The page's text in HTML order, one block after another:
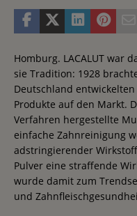
Homburg. LACALUT war
sie Tradition: 1928
Deutschland
Produkte auf den Markt.
Verfahren hergestellte
einfache Zahnreinigung
adstringierender
Pulver eine straffende
wurde damit zum
und